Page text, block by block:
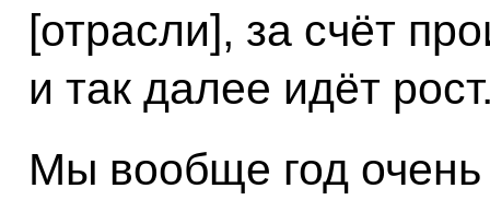
[отрасли], за счёт
и так далее идёт
Мы вообще год